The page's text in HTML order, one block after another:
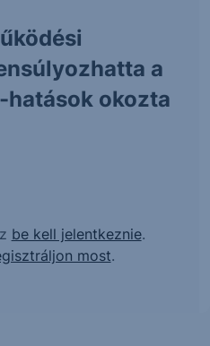
a
okozta
be kell jelentkeznie.
most.